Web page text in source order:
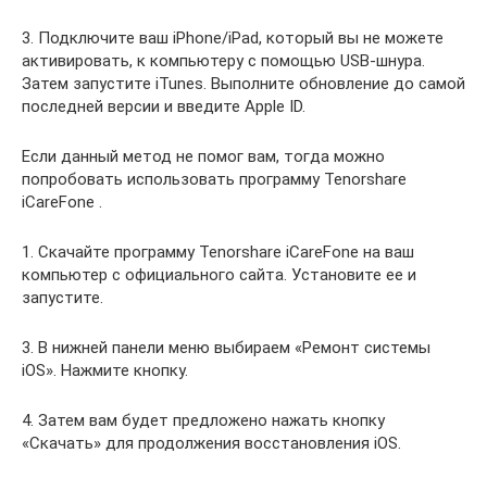
3. Подключите ваш iPhone/iPad, который вы не можете
активировать, к компьютеру с помощью USB-шнура.
Затем запустите iTunes. Выполните обновление до самой
последней версии и введите Apple ID.
Если данный метод не помог вам, тогда можно
попробовать использовать программу Tenorshare
iCareFone .
1. Скачайте программу Tenorshare iCareFone на ваш
компьютер с официального сайта. Установите ее и
запустите.
3. В нижней панели меню выбираем «Ремонт системы
iOS». Нажмите кнопку.
4. Затем вам будет предложено нажать кнопку
«Скачать» для продолжения восстановления iOS.